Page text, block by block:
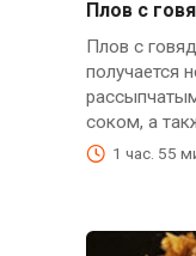
Плов с
Плов с
получается
соком, а
1 час. 55